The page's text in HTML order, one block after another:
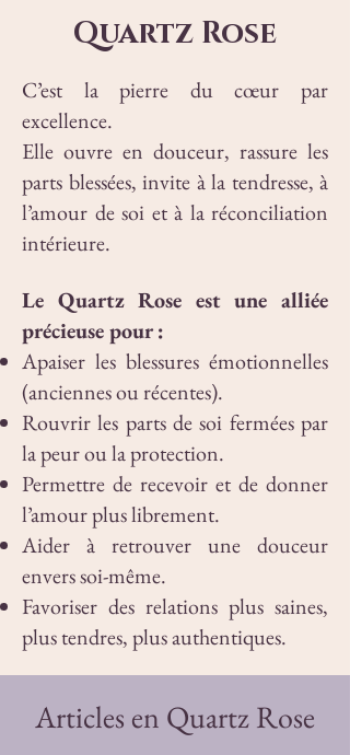
Quartz Rose
C’est la pierre du cœur par
excellence.
Elle ouvre en douceur, rassure les
parts blessées, invite à la tendresse, à
l’amour de soi et à la réconciliation
intérieure.
Le Quartz Rose est une alliée
précieuse pour :
Apaiser les blessures émotionnelles
(anciennes ou récentes).
Rouvrir les parts de soi fermées par
la peur ou la protection.
Permettre de recevoir et de donner
l’amour plus librement.
Aider à retrouver une douceur
envers soi-même.
Favoriser des relations plus saines,
plus tendres, plus authentiques.
Articles en Quartz Rose